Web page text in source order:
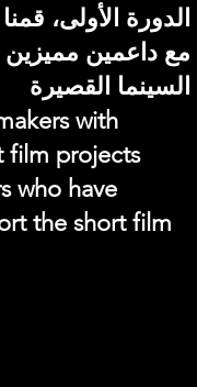
الدورة الأولى،
مع داعمين مميزين
السينما القصيرة
with
film projects
who have
the short film